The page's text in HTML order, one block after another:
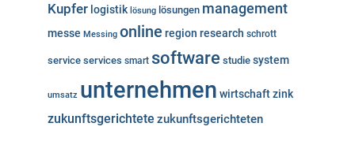
Kupfer logistik lösung lösungen management
messe Messing online region research schrott
service services smart software studie system
umsatz unternehmen wirtschaftzink
zukunftsgerichtete zukunftsgerichteten